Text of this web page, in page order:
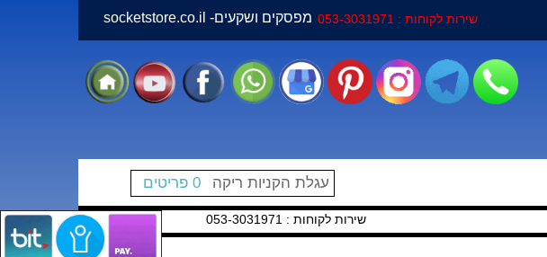
שירות לקוחות : 053-3031971 socketstore.co.il -מפסקים ושקעים
עגלת הקניות ריקה 0 פריטים
שירות לקוחות : 053-3031971